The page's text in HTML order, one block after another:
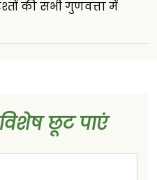
की सभी गुणवत्ता में
छूट पाएं